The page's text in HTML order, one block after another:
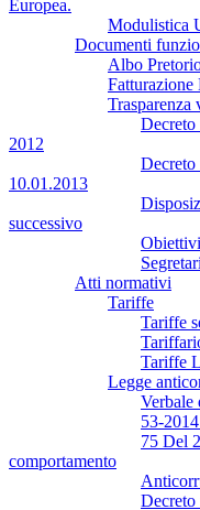
Europea.
Modulistica
Documenti
Albo
Fatturazione
Trasparenza
Decreto
2012
Decreto
10.01.2013
successivo
Atti normativi
Tariffe
Tariffe
Tariffe
Legge
Verbale
53-
75 Del
comportamento
Decreto